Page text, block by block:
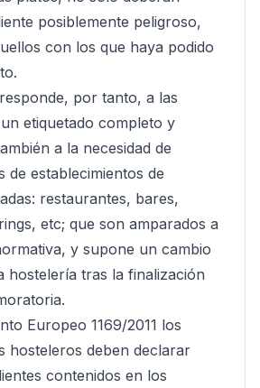
posiblemente peligroso,
con los que haya podido
por tanto, a las
etiquetado completo y
a la necesidad de
de establecimientos de
restaurantes, bares,
etc; que son amparados a
y supone un cambio
hostelería tras la finalización
Europeo 1169/2011 los
hosteleros deben declarar
contenidos en los